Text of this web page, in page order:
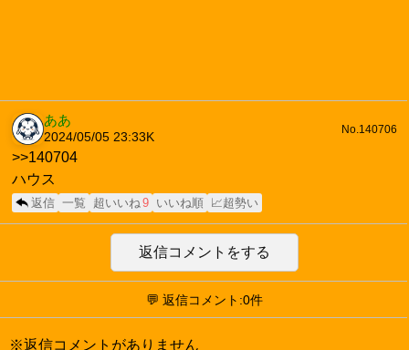
ああ
2024/05/05 23:33 K
No.140706
>>140704
ハウス
返信 一覧 超いいね9 いいね順 📈超勢い
返信コメントをする
💬 返信コメント:0件
※返信コメントがありません